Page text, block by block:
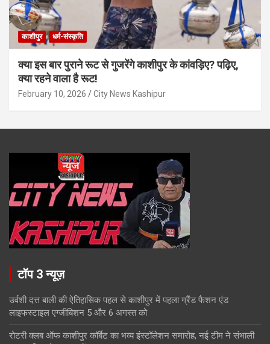
काशीपुर धर्म-संस्कृति
क्या इस बार पुराने रूट से गुजरेंगे काशीपुर के कांवड़िए? पढ़िए,
क्या रहने वाला है रूट!
February 10, 2026 City News Kashipur
टॉप 3 न्यूज़
उर्वशी दत्त बाली की ऐतिहासिक पहल से काशीपुर में पहला ग्रैंड फैशन एंड
लाइफस्टाइल एग्जीबिशन 5 और 6 अगस्त को
रोटरी क्लब ऑफ काशीपुर कॉर्बेट का भव्य इंस्टॉलेशन समारोह, नई टीम ने संभाली